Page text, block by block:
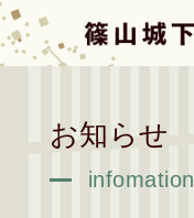
お知らせ
infomation